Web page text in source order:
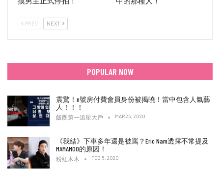
PREV NEXT
POPULAR NOW
震驚！n號房付費會員身份被揭曉！當中包含人氣藝
人！！！
飯圈第一追星大戶 MAR 25, 2020
《我結》下車多年還是被罵？Eric Nam透露不常提及
MAMAMOO的原因！
粉紅木木 FEB 5, 2020